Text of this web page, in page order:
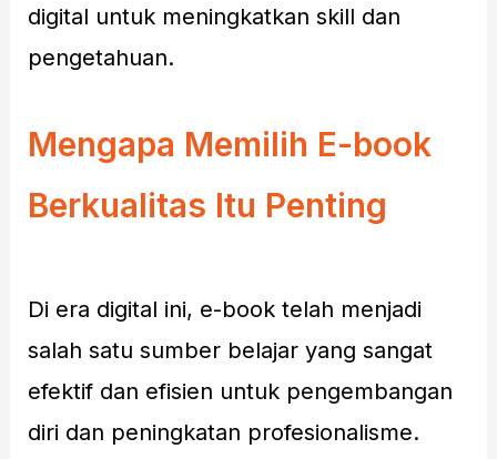
digital untuk meningkatkan skill dan
pengetahuan.
Mengapa Memilih E-book
Berkualitas Itu Penting
Di era digital ini, e-book telah menjadi
salah satu sumber belajar yang sangat
efektif dan efisien untuk pengembangan
diri dan peningkatan profesionalisme.